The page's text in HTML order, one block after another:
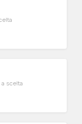
scelta